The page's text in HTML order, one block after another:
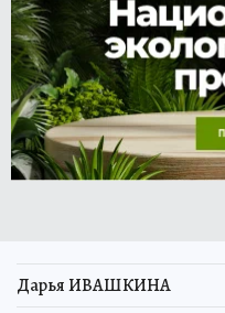
Дарья ИВАШКИНА